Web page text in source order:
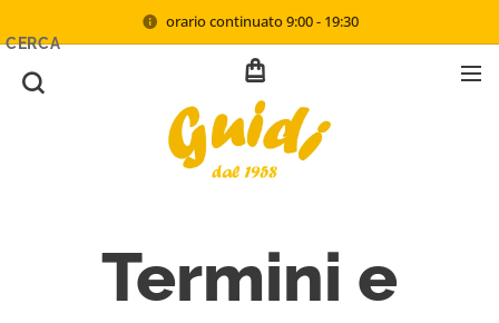
orario continuato 9:00 - 19:30
CERCA
Termini e